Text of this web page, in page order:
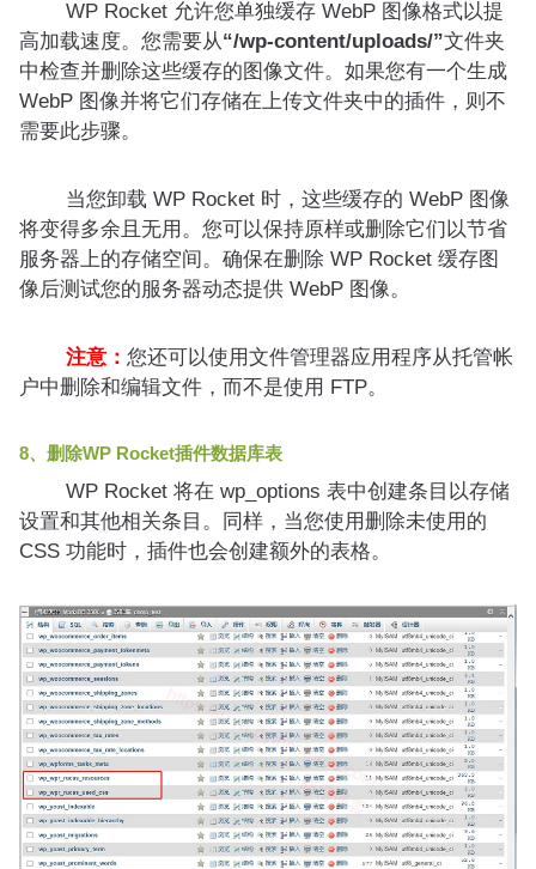
WP Rocket 允许您单独缓存 WebP 图像格式以提
高加载速度。您需要从“/wp-content/uploads/”文件夹
中检查并删除这些缓存的图像文件。如果您有一个生成
WebP 图像并将它们存储在上传文件夹中的插件，则不
需要此步骤。
当您卸载 WP Rocket 时，这些缓存的 WebP 图像
将变得多余且无用。您可以保持原样或删除它们以节省
服务器上的存储空间。确保在删除 WP Rocket 缓存图
像后测试您的服务器动态提供 WebP 图像。
注意： 您还可以使用文件管理器应用程序从托管帐
户中删除和编辑文件，而不是使用 FTP。
8、删除WP Rocket插件数据库表
WP Rocket 将在 wp_options 表中创建条目以存储
设置和其他相关条目。同样，当您使用删除未使用的
CSS 功能时，插件也会创建额外的表格。